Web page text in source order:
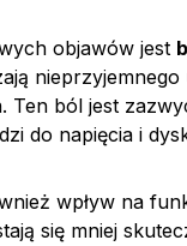
objawów jest
ból jest
do napięcia i
wpływ na
się mniej